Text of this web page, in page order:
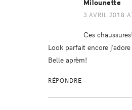
Milounette
3 AVRIL 2018
Ces
Look parfait encore
Belle aprèm!
RÉPONDRE